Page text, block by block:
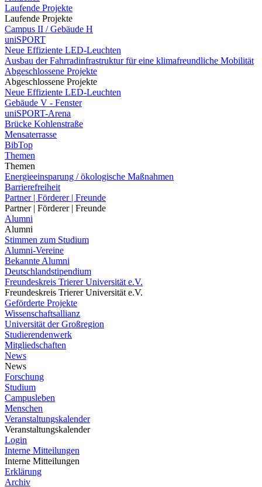
Laufende Projekte
Laufende Projekte
Campus II / Gebäude H
uniSPORT
Neue Effiziente LED-Leuchten
Ausbau der Fahrradinfrastruktur für eine klimafreundliche Mobilität
Abgeschlossene Projekte
Abgeschlossene Projekte
Neue Effiziente LED-Leuchten
Gebäude V - Fenster
uniSPORT-Arena
Brücke Kohlenstraße
Mensaterrasse
BibTop
Themen
Themen
Energieeinsparung / ökologische Maßnahmen
Barrierefreiheit
Partner | Förderer | Freunde
Partner | Förderer | Freunde
Alumni
Alumni
Stimmen zum Studium
Alumni-Vereine
Bekannte Alumni
Deutschlandstipendium
Freundeskreis Trierer Universität e.V.
Freundeskreis Trierer Universität e.V.
Geförderte Projekte
Wissenschaftsallianz
Universität der Großregion
Studierendenwerk
Mitgliedschaften
News
News
Forschung
Studium
Campusleben
Menschen
Veranstaltungskalender
Veranstaltungskalender
Login
Interne Mitteilungen
Interne Mitteilungen
Erklärung
Archiv